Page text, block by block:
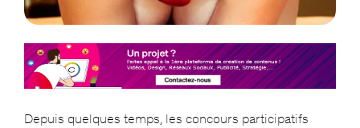
Depuis quelques temps, les concours participatifs